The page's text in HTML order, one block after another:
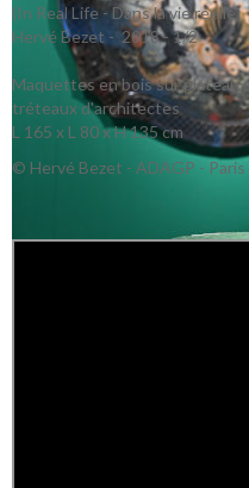
(In Real Life - Dans la vie réelle)
Hervé Bezet - 2018 - 1/2
Maquettes en bois sur plateau
tréteaux d'architectes
L 165 x L 80 x H 135 cm
© Hervé Bezet - ADAGP - Paris